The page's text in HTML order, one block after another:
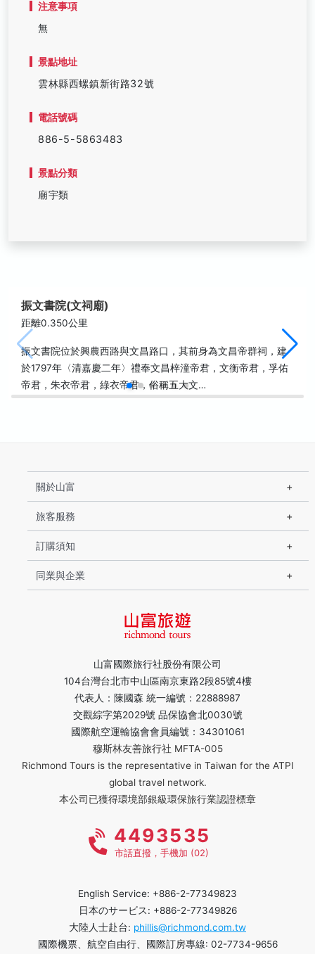
注意事項
無
景點地址
雲林縣西螺鎮新街路32號
電話號碼
886-5-5863483
景點分類
廟宇類
振文書院(文祠廟)
距離0.350公里
振文書院位於興農西路與文昌路口，其前身為文昌帝群祠，建
於1797年〈清嘉慶二年〉禮奉文昌梓潼帝君，文衡帝君，孚佑
帝君，朱衣帝君，綠衣帝君，俗稱五大文…
山富國際旅行社股份有限公司
104台灣台北市中山區南京東路2段85號4樓
代表人：陳國森 統一編號：22888987
交觀綜字第2029號 品保協會北0030號
國際航空運輸協會會員編號：34301061
穆斯林友善旅行社 MFTA-005
Richmond Tours is the representative in Taiwan for the ATPI
global travel network.
本公司已獲得環境部銀級環保旅行業認證標章
關於山富
旅客服務
訂購須知
同業與企業
4493535
市話直撥，手機加 (02)
English Service: +886-2-77349823
日本のサービス: +886-2-77349826
大陸人士赴台: phillis@richmond.com.tw
國際機票、航空自由行、國際訂房專線: 02-7734-9656